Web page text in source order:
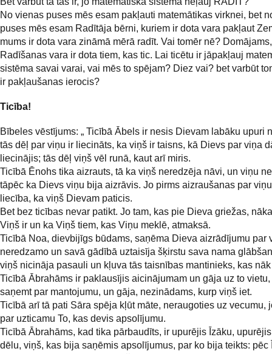
No vienas puses mēs esam pakļauti matemātikas virknei, bet
puses mēs esam Radītāja bērni, kuriem ir dota vara pakļaut
mums ir dota vara zināmā mērā radīt. Vai tomēr nē?
Radīšanas vara ir dota tiem, kas tic. Lai ticētu ir jāpakļauj
sistēma savai varai, vai mēs to spējam? Diez vai? bet varbūt
ir pakļaušanas ierocis?
Ticība!
Bībeles vēstījums: „ Ticībā Ābels ir nesis Dievam labāku upuri
tās dēļ par viņu ir liecināts, ka viņš ir taisns, kā Dievs par viņa
liecinājis; tās dēļ viņš vēl runā, kaut arī miris.
Ticībā Ēnohs tika aizrauts, tā ka viņš neredzēja nāvi, un viņu
tāpēc ka Dievs viņu bija aizrāvis. Jo pirms aizraušanas par
liecība, ka viņš Dievam paticis.
Bet bez ticības nevar patikt. Jo tam, kas pie Dieva griežas,
Viņš ir un ka Viņš tiem, kas Viņu meklē, atmaksā.
Ticībā Noa, dievbijīgs būdams, saņēma Dieva aizrādījumu par
neredzamo un savā gādībā uztaisīja šķirstu sava nama
viņš nicināja pasauli un kļuva tās taisnības mantinieks, kas
Ticībā Ābrahāms ir paklausījis aicinājumam un gāja uz to
saņemt par mantojumu, un gāja, nezinādams, kurp viņš iet.
Ticībā arī tā pati Sāra spēja kļūt māte, neraugoties uz vecumu,
par uzticamu To, kas devis apsolījumu.
Ticībā Ābrahāms, kad tika pārbaudīts, ir upurējis Īzāku,
dēlu, viņš, kas bija saņēmis apsolījumus, par ko bija teikts: pēc